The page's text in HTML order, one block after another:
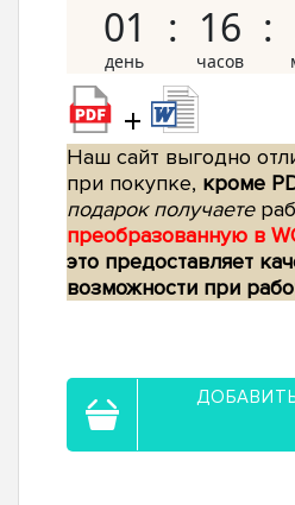
01 16
+
Наш сайт выгодно
при покупке, кроме
подарок получаете
преобразованную в
это предоставляет
возможности при